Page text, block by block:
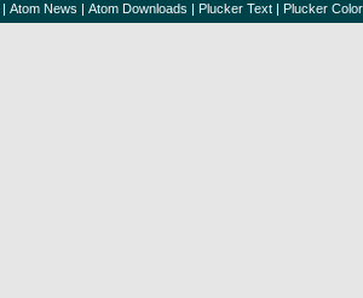
| Atom News | Atom Downloads | Plucker Text | Plucker Color